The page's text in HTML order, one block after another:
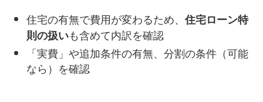
住宅の有無で費用が変わるため、 住宅ローン特
則の扱いも含めて内訳を確認
「実費」や追加条件の有無、分割の条件（可能
なら）を確認